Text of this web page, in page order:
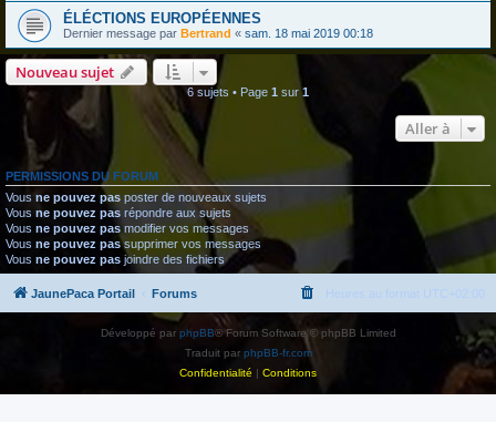
ÉLÉCTIONS EUROPÉENNES
Dernier message par Bertrand « sam. 18 mai 2019 00:18
Nouveau sujet
6 sujets • Page 1 sur1
Aller à
PERMISSIONS DU FORUM
Vous ne pouvez pas poster de nouveaux sujets
Vous ne pouvez pas répondre aux sujets
Vous ne pouvez pasmodifier vos messages
Vous ne pouvez passupprimer vos messages
Vous ne pouvez pas joindre des fichiers
JaunePaca Portail Forums Heures au format UTC+02:00
Développé par phpBB® Forum Software © phpBB Limited
Traduit par phpBB-fr.com
Confidentialité | Conditions